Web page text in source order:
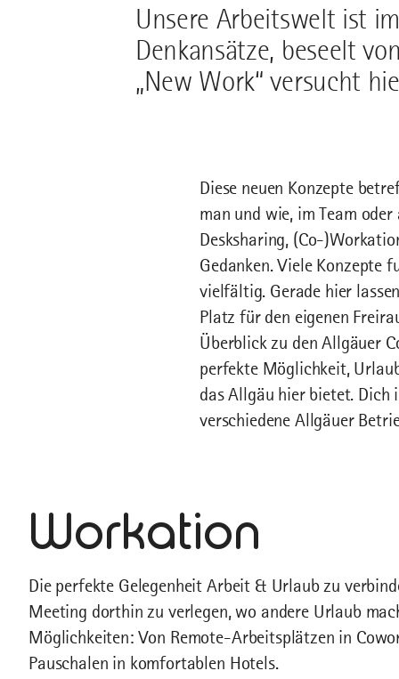
Unsere Arbeitswelt ist
Denkansätze, beseelt
„New Work“ versucht
Diese neuen Konzepte
man und wie, im Team
Desksharing, (Co-
Gedanken. Viele Konzepte
vielfältig. Gerade hier
Platz für den eigenen
Überblick zu den Allgäuer
perfekte Möglichkeit,
das Allgäu hier bietet.
verschiedene Allgäuer
Workation
Die perfekte Gelegenheit Arbeit & Urlaub zu
Meeting dorthin zu verlegen, wo andere Urlaub
Möglichkeiten: Von Remote-Arbeitsplätzen in
Pauschalen in komfortablen Hotels.